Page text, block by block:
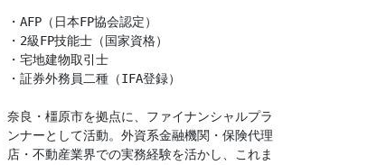
・AFP（日本FP協会認定）
・2級FP技能士（国家資格）
・宅地建物取引士
・証券外務員二種（IFA登録）
奈良・橿原市を拠点に、ファイナンシャルプラ
ンナーとして活動。外資系金融機関・保険代理
店・不動産業界での実務経験を活かし、これま